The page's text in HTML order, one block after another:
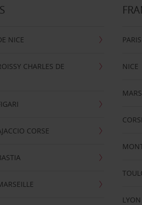
NICE
CHARLES DE
CORSE
PARIS
NICE
LYON